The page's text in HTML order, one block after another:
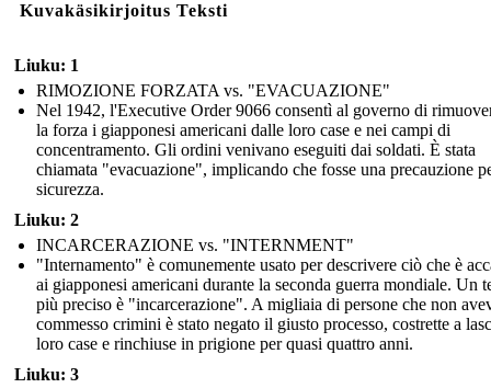
Kuvakäsikirjoitus Teksti
Liuku: 1
RIMOZIONE FORZATA vs. "EVACUAZIONE"
Nel 1942, l'Executive Order 9066 consentì al governo di
la forza i giapponesi americani dalle loro case e nei campi di
concentramento. Gli ordini venivano eseguiti dai soldati. È stata
chiamata "evacuazione", implicando che fosse una precauzione
sicurezza.
Liuku: 2
INCARCERAZIONE vs. "INTERNMENT"
"Internamento" è comunemente usato per descrivere ciò che è
ai giapponesi americani durante la seconda guerra mondiale. Un
più preciso è "incarcerazione". A migliaia di persone che non
commesso crimini è stato negato il giusto processo, costrette a
loro case e rinchiuse in prigione per quasi quattro anni.
Liuku: 3